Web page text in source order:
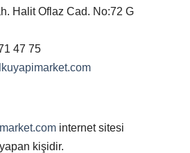
Halit Oflaz Cad. No:72 G
47 75
internet sitesi
kişidir.